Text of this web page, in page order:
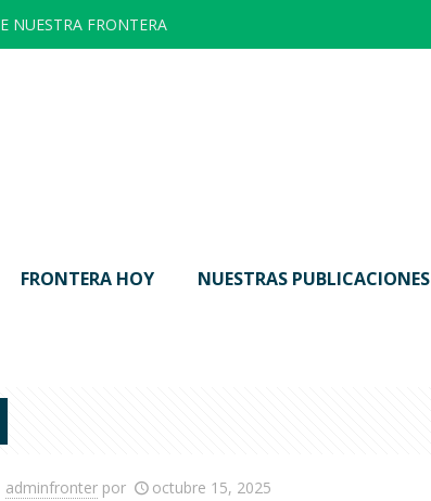
NUESTRA FRONTERA
FRONTERA HOY NUESTRAS PUBLICACIONES
adminfronter por octubre 15, 2025